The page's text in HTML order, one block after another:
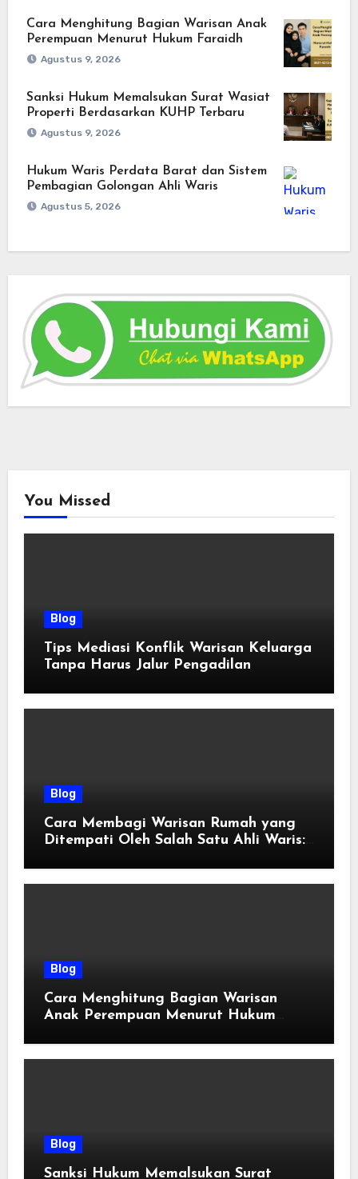
Cara Menghitung Bagian Warisan Anak
Perempuan Menurut Hukum Faraidh
Agustus 9, 2026
Sanksi Hukum Memalsukan Surat Wasiat
Properti Berdasarkan KUHP Terbaru
Agustus 9, 2026
Hukum Waris Perdata Barat dan Sistem
Pembagian Golongan Ahli Waris
Agustus 5, 2026
You Missed
Blog
Tips Mediasi Konflik Warisan Keluarga
Tanpa Harus Jalur Pengadilan
Blog
Cara Membagi Warisan Rumah yang
Ditempati Oleh Salah Satu Ahli Waris:
Blog
Cara Menghitung Bagian Warisan
Anak Perempuan Menurut Hukum
Blog
Sanksi Hukum Memalsukan Surat